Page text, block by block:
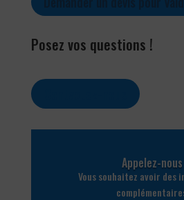
Posez vos questions !
Appelez-
Vous souhaitez avoir des